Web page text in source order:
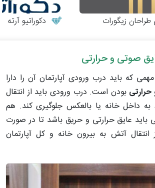
زیگورات دکوراتیو آرته
که باید درب ورودی آپارتمان آن را دارا
بودن است. درب ورودی باید از انتقال
داخل خانه یا بالعکس جلوگیری کند. هم
عایق حرارتی و حریق باشد تا در صورت
آتش به بیرون خانه و کل آپارتمان